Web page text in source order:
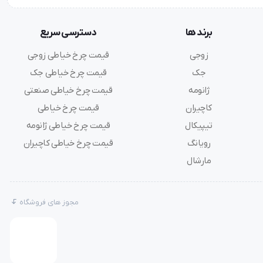
دوخت
برند ها
زوجی
جک
ژانومه
کاچیران
تیپیکال
رویانگ
مارشال
دسترسی سریع
قیمت چرخ خیاطی زوجی
قیمت چرخ خیاطی جک
قیمت چرخ خیاطی صنعتی
قیمت چرخ خیاطی
قیمت چرخ خیاطی ژانومه
قیمت چرخ خیاطی کاچیران
مجوز های فروشگاه